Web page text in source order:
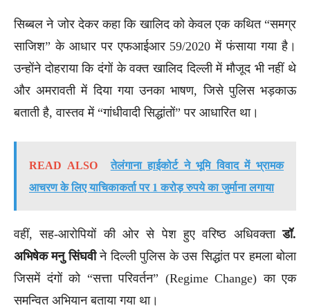
सिब्बल ने जोर देकर कहा कि खालिद को केवल एक कथित “समग्र
साजिश” के आधार पर एफआईआर 59/2020 में फंसाया गया है।
उन्होंने दोहराया कि दंगों के वक्त खालिद दिल्ली में मौजूद भी नहीं थे
और अमरावती में दिया गया उनका भाषण, जिसे पुलिस भड़काऊ
बताती है, वास्तव में “गांधीवादी सिद्धांतों” पर आधारित था।
READ ALSO
तेलंगाना हाईकोर्ट ने भूमि विवाद में भ्रामक
आचरण के लिए याचिकाकर्ता पर 1 करोड़ रुपये का जुर्माना लगाया
वहीं, सह-आरोपियों की ओर से पेश हुए वरिष्ठ अधिवक्ताडॉ.
अभिषेक मनु सिंघवीने दिल्ली पुलिस के उस सिद्धांत पर हमला बोला
जिसमें दंगों को “सत्ता परिवर्तन” (Regime Change) का एक
समन्वित अभियान बताया गया था।